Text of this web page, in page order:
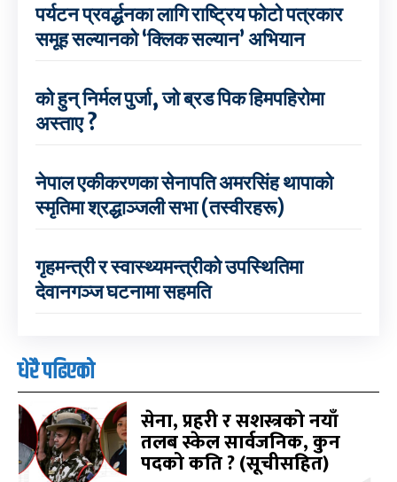
पर्यटन प्रवर्द्धनका लागि राष्ट्रिय फोटो पत्रकार
समूह सल्यानको ‘क्लिक सल्यान’ अभियान
को हुन् निर्मल पुर्जा, जो ब्रड पिक हिमपहिरोमा
अस्ताए ?
नेपाल एकीकरणका सेनापति अमरसिंह थापाको
स्मृतिमा श्रद्धाञ्जली सभा (तस्वीरहरू)
गृहमन्त्री र स्वास्थ्यमन्त्रीको उपस्थितिमा
देवानगञ्ज घटनामा सहमति
धेरै पढिएको
सेना, प्रहरी र सशस्त्रको नयाँ
तलब स्केल सार्वजनिक, कुन
पदको कति ? (सूचीसहित)